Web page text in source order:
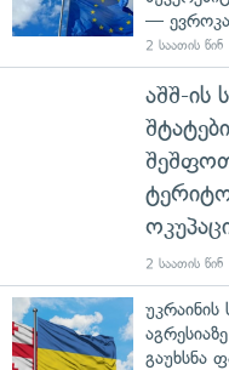
—
2 საათის წინ
აშშ-ის
2 საათის წინ
გაუხსნა